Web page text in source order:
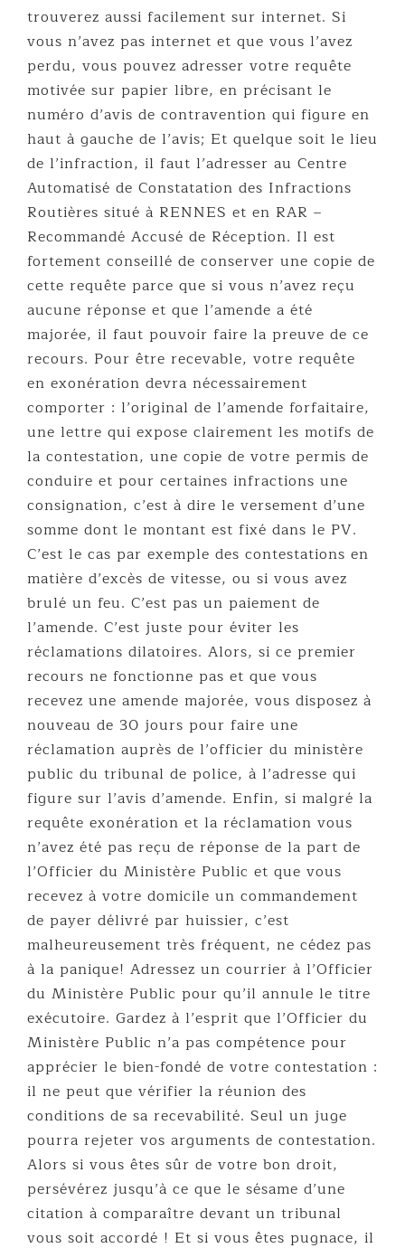
trouverez aussi facilement sur internet. Si
vous n’avez pas internet et que vous l’avez
perdu, vous pouvez adresser votre requête
motivée sur papier libre, en précisant le
numéro d’avis de contravention qui figure en
haut à gauche de l’avis; Et quelque soit le lieu
de l’infraction, il faut l’adresser au Centre
Automatisé de Constatation des Infractions
Routières situé à RENNES et en RAR –
Recommandé Accusé de Réception. Il est
fortement conseillé de conserver une copie de
cette requête parce que si vous n’avez reçu
aucune réponse et que l’amende a été
majorée, il faut pouvoir faire la preuve de ce
recours. Pour être recevable, votre requête
en exonération devra nécessairement
comporter : l’original de l’amende forfaitaire,
une lettre qui expose clairement les motifs de
la contestation, une copie de votre permis de
conduire et pour certaines infractions une
consignation, c’est à dire le versement d’une
somme dont le montant est fixé dans le PV.
C’est le cas par exemple des contestations en
matière d’excès de vitesse, ou si vous avez
brulé un feu. C’est pas un paiement de
l’amende. C’est juste pour éviter les
réclamations dilatoires. Alors, si ce premier
recours ne fonctionne pas et que vous
recevez une amende majorée, vous disposez à
nouveau de 30 jours pour faire une
réclamation auprès de l’officier du ministère
public du tribunal de police, à l’adresse qui
figure sur l’avis d’amende. Enfin, si malgré la
requête exonération et la réclamation vous
n’avez été pas reçu de réponse de la part de
l’Officier du Ministère Public et que vous
recevez à votre domicile un commandement
de payer délivré par huissier, c’est
malheureusement très fréquent, ne cédez pas
à la panique! Adressez un courrier à l’Officier
du Ministère Public pour qu’il annule le titre
exécutoire. Gardez à l’esprit que l’Officier du
Ministère Public n’a pas compétence pour
apprécier le bien-fondé de votre contestation :
il ne peut que vérifier la réunion des
conditions de sa recevabilité. Seul un juge
pourra rejeter vos arguments de contestation.
Alors si vous êtes sûr de votre bon droit,
persévérez jusqu’à ce que le sésame d’une
citation à comparaître devant un tribunal
vous soit accordé ! Et si vous êtes pugnace, il